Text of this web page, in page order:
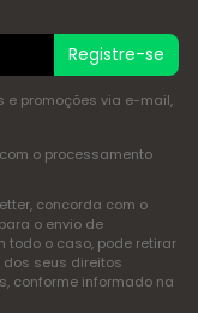
Registre-se
e promoções via e-mail,
o processamento
concorda com o
o envio de
todo o caso, pode retirar
dos seus direitos
conforme informado na